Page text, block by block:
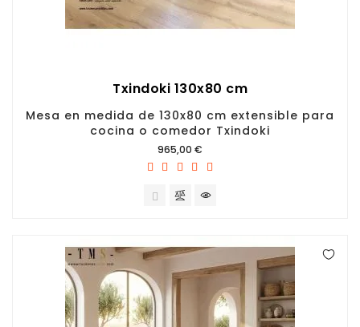
Txindoki 130x80 cm
Mesa en medida de 130x80 cm extensible para
cocina o comedor Txindoki
Precio
965,00 €